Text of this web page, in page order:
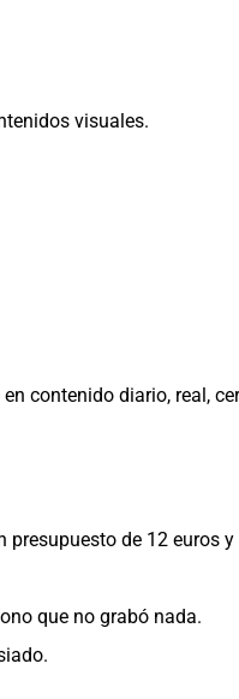
visuales.
contenido diario, real,
presupuesto de 12 euros y
que no grabó nada.